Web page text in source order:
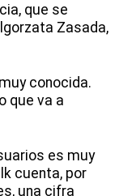
que se
Zasada,
conocida.
que va a
es muy
cuenta, por
una cifra